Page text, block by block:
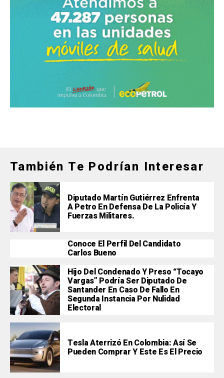
También Te Podrían Interesar
Diputado Martín Gutiérrez Enfrenta
A Petro En Defensa De La Policía Y
Fuerzas Militares.
Conoce El Perfil Del Candidato
Carlos Bueno
Hijo Del Condenado Y Preso “Tocayo
Vargas” Podría Ser Diputado De
Santander En Caso De Fallo En
Segunda Instancia Por Nulidad
Electoral
Tesla Aterrizó En Colombia: Así Se
Pueden Comprar Y Este Es El Precio